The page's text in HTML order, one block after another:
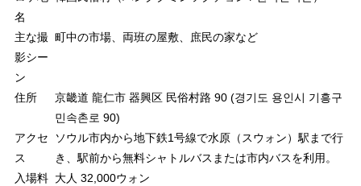
名
主な撮
影シー
ン
町中の市場、両班の屋敷、庶民の家など
住所
京畿道 龍仁市 器興区 民俗村路 90 (경기도 용인시 기흥구
민속촌로 90)
アクセ
ス
ソウル市内から地下鉄1号線で水原（スウォン）駅まで行
き、駅前から無料シャトルバスまたは市内バスを利用。
入場料 大人 32,000ウォン